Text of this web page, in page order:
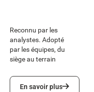
Reconnu par les
analystes. Adopté
par les équipes, du
siège au terrain
En savoir plus
En savoir plus